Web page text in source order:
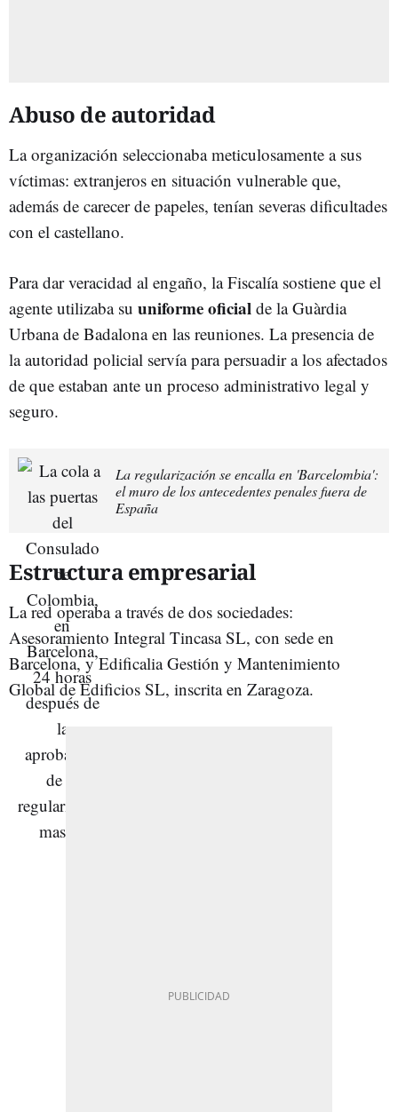
Abuso de autoridad
La organización seleccionaba meticulosamente a sus
víctimas: extranjeros en situación vulnerable que,
además de carecer de papeles, tenían severas dificultades
con el castellano.
Para dar veracidad al engaño, la Fiscalía sostiene que el
agente utilizaba su uniforme oficial de la Guàrdia
Urbana de Badalona en las reuniones. La presencia de
la autoridad policial servía para persuadir a los afectados
de que estaban ante un proceso administrativo legal y
seguro.
La regularización se encalla en 'Barcelombia':
el muro de los antecedentes penales fuera de
España
Estructura empresarial
La red operaba a través de dos sociedades:
Asesoramiento Integral Tincasa SL, con sede en
Barcelona, y Edificalia Gestión y Mantenimiento
Global de Edificios SL, inscrita en Zaragoza.